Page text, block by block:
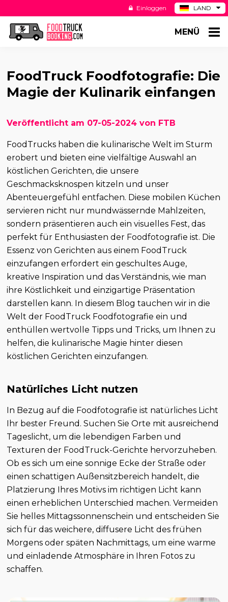
LAND
ES
Einloggen
MENÜ
FoodTruck Foodfotografie: Die
Magie der Kulinarik einfangen
Veröffentlicht am 07-05-2024 von FTB
FoodTrucks haben die kulinarische Welt im Sturm
erobert und bieten eine vielfältige Auswahl an
köstlichen Gerichten, die unsere
Geschmacksknospen kitzeln und unser
Abenteuergefühl entfachen. Diese mobilen Küchen
servieren nicht nur mundwässernde Mahlzeiten,
sondern präsentieren auch ein visuelles Fest, das
perfekt für Enthusiasten der Foodfotografie ist. Die
Essenz von Gerichten aus einem FoodTruck
einzufangen erfordert ein geschultes Auge,
kreative Inspiration und das Verständnis, wie man
ihre Köstlichkeit und einzigartige Präsentation
darstellen kann. In diesem Blog tauchen wir in die
Welt der FoodTruck Foodfotografie ein und
enthüllen wertvolle Tipps und Tricks, um Ihnen zu
helfen, die kulinarische Magie hinter diesen
köstlichen Gerichten einzufangen.
Natürliches Licht nutzen
In Bezug auf die Foodfotografie ist natürliches Licht
Ihr bester Freund. Suchen Sie Orte mit ausreichend
Tageslicht, um die lebendigen Farben und
Texturen der FoodTruck-Gerichte hervorzuheben.
Ob es sich um eine sonnige Ecke der Straße oder
einen schattigen Außensitzbereich handelt, die
Platzierung Ihres Motivs im richtigen Licht kann
einen erheblichen Unterschied machen. Vermeiden
Sie helles Mittagssonnenschein und entscheiden Sie
sich für das weichere, diffusere Licht des frühen
Morgens oder späten Nachmittags, um eine warme
und einladende Atmosphäre in Ihren Fotos zu
schaffen.